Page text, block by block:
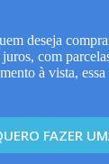
deseja
com
à vista,
FAZER